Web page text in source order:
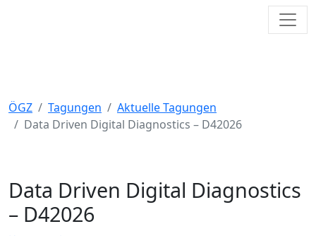
ÖGZ Tagungen
Aktuelle Tagungen
Data Driven Digital Diagnostics – D42026
Data Driven Digital Diagnostics
– D42026